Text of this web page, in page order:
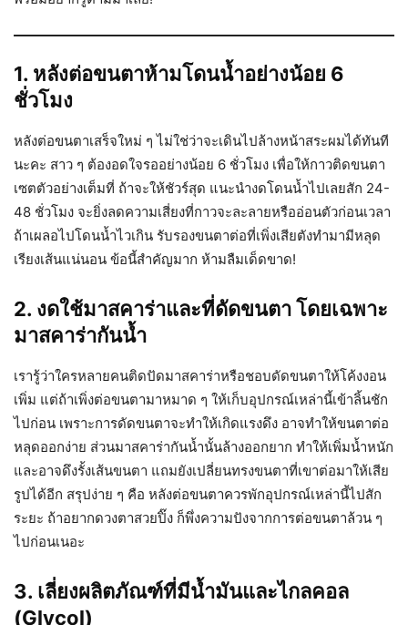
1. หลังต่อขนตาห้ามโดนน้ำอย่างน้อย 6
ชั่วโมง
หลังต่อขนตาเสร็จใหม่ ๆ ไม่ใช่ว่าจะเดินไปล้างหน้าสระผมได้ทันที
นะคะ สาว ๆ ต้องอดใจรออย่างน้อย 6 ชั่วโมง เพื่อให้กาวติดขนตา
เซตตัวอย่างเต็มที่ ถ้าจะให้ชัวร์สุด แนะนำงดโดนน้ำไปเลยสัก 24-
48 ชั่วโมง จะยิ่งลดความเสี่ยงที่กาวจะละลายหรืออ่อนตัวก่อนเวลา
ถ้าเผลอไปโดนน้ำไวเกิน รับรองขนตาต่อที่เพิ่งเสียตังทำมามีหลุด
เรียงเส้นแน่นอน ข้อนี้สำคัญมาก ห้ามลืมเด็ดขาด!
2. งดใช้มาสคาร่าและที่ดัดขนตา โดยเฉพาะ
มาสคาร่ากันน้ำ
เรารู้ว่าใครหลายคนติดปัดมาสคาร่าหรือชอบดัดขนตาให้โค้งงอน
เพิ่ม แต่ถ้าเพิ่งต่อขนตามาหมาด ๆ ให้เก็บอุปกรณ์เหล่านี้เข้าลิ้นชัก
ไปก่อน เพราะการดัดขนตาจะทำให้เกิดแรงดึง อาจทำให้ขนตาต่อ
หลุดออกง่าย ส่วนมาสคาร่ากันน้ำนั้นล้างออกยาก ทำให้เพิ่มน้ำหนัก
และอาจดึงรั้งเส้นขนตา แถมยังเปลี่ยนทรงขนตาที่เขาต่อมาให้เสีย
รูปได้อีก สรุปง่าย ๆ คือ หลังต่อขนตาควรพักอุปกรณ์เหล่านี้ไปสัก
ระยะ ถ้าอยากดวงตาสวยปิ๊ง ก็พึ่งความปังจากการต่อขนตาล้วน ๆ
ไปก่อนเนอะ
3. เลี่ยงผลิตภัณฑ์ที่มีน้ำมันและไกลคอล
(Glycol)